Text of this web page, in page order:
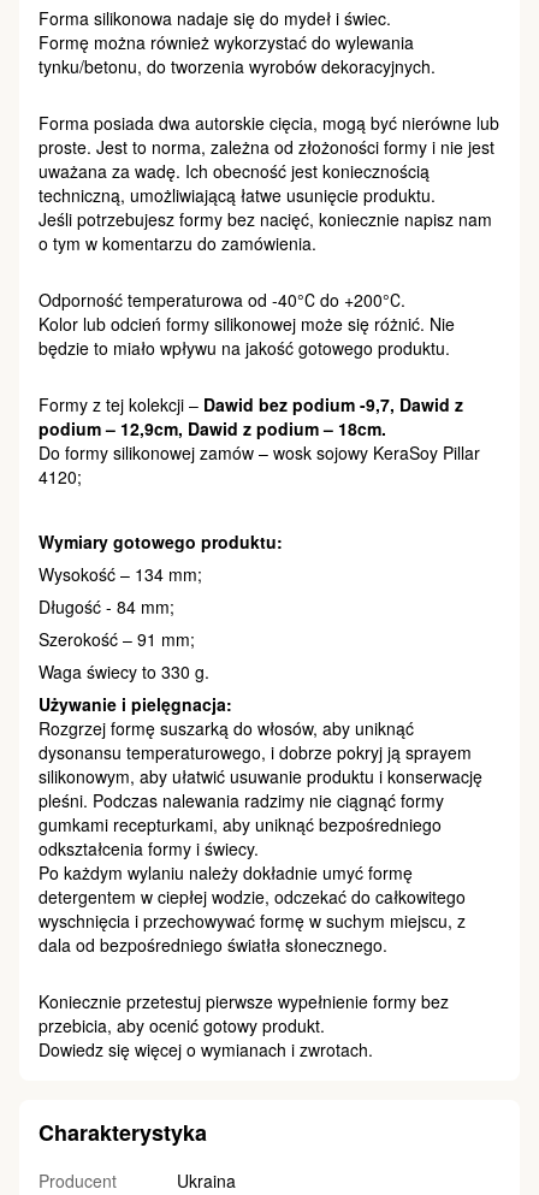
Forma silikonowa nadaje się do mydeł i świec.
Formę można również wykorzystać do wylewania
tynku/betonu, do tworzenia wyrobów dekoracyjnych.
Forma posiada dwa autorskie cięcia, mogą być nierówne lub
proste. Jest to norma, zależna od złożoności formy i nie jest
uważana za wadę. Ich obecność jest koniecznością
techniczną, umożliwiającą łatwe usunięcie produktu.
Jeśli potrzebujesz formy bez nacięć, koniecznie napisz nam
o tym w komentarzu do zamówienia.
Odporność temperaturowa od -40°С do +200°С.
Kolor lub odcień formy silikonowej może się różnić. Nie
będzie to miało wpływu na jakość gotowego produktu.
Formy z tej kolekcji – Dawid bez podium -9,7​​, Dawid z
podium – 12,9cm, Dawid z podium – 18cm.
Do formy silikonowej zamów – wosk sojowy KeraSoy Pillar
4120;
Wymiary gotowego produktu:
Wysokość – 134 mm;
Długość - 84 mm;
Szerokość – 91 mm;
Waga świecy to 330 g.
Używanie i pielęgnacja:
Rozgrzej formę suszarką do włosów, aby uniknąć
dysonansu temperaturowego, i dobrze pokryj ją sprayem
silikonowym, aby ułatwić usuwanie produktu i konserwację
pleśni. Podczas nalewania radzimy nie ciągnąć formy
gumkami recepturkami, aby uniknąć bezpośredniego
odkształcenia formy i świecy.
Po każdym wylaniu należy dokładnie umyć formę
detergentem w ciepłej wodzie, odczekać do całkowitego
wyschnięcia i przechowywać formę w suchym miejscu, z
dala od bezpośredniego światła słonecznego.
Koniecznie przetestuj pierwsze wypełnienie formy bez
przebicia, aby ocenić gotowy produkt.
Dowiedz się więcej o wymianach i zwrotach.
Charakterystyka
Producent
Ukraina